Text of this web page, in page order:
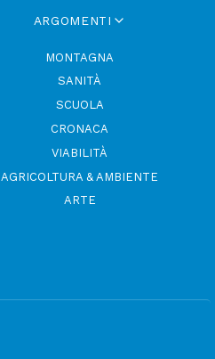
ARGOMENTI
MONTAGNA
SANITÀ
SCUOLA
CRONACA
VIABILITÀ
AGRICOLTURA & AMBIENTE
ARTE